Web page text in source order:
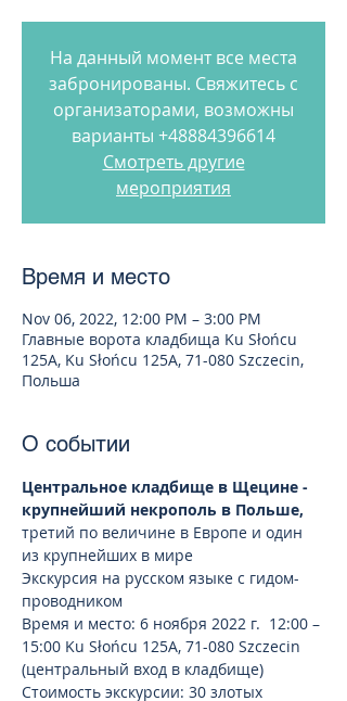
На данный момент все места
забронированы. Свяжитесь с
организаторами, возможны
варианты +48884396614
Смотреть другие
мероприятия
Время и место
Nov 06, 2022, 12:00 PM – 3:00 PM
Главные ворота кладбища Ku Słońcu
125A, Ku Słońcu 125A, 71-080 Szczecin,
Польша
О событии
Центральное кладбище в Щецине -
крупнейший некрополь в Польше,
третий по величине в Европе и один
из крупнейших в мире
Экскурсия на русском языке с гидом-
проводником
Время и место: 6 ноября 2022 г.  12:00 –
15:00 Ku Słońcu 125A, 71-080 Szczecin
(центральный вход в кладбище)
Стоимость экскурсии: 30 злотых